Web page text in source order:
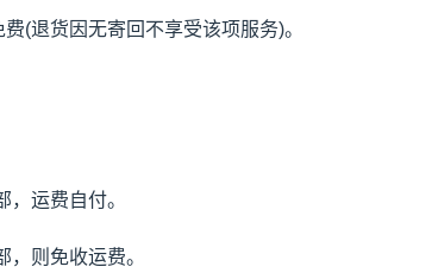
(退货因无寄回不享受该项服务)。
运费自付。
则免收运费。